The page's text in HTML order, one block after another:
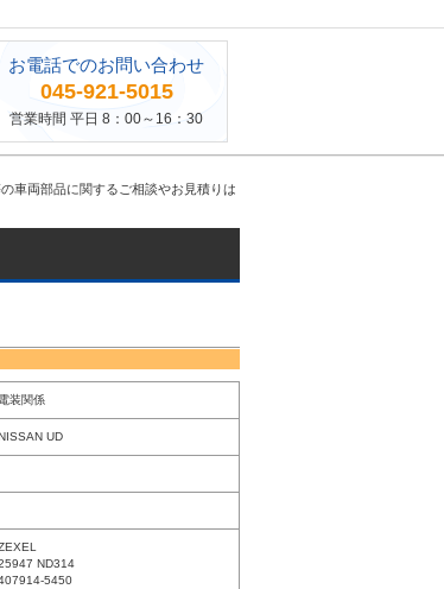
お電話でのお問い合わせ
045-921-5015
営業時間 平日 8：00～16：30
車両部品に関するご相談やお見積りは
電装関係
UD
ND314
5450